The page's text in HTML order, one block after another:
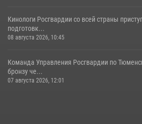
Кинологи Росгвардии со всей страны
подготовк...
08 августа 2026, 10:45
Команда Управления Росгвардии по
бронзу че...
07 августа 2026, 12:01